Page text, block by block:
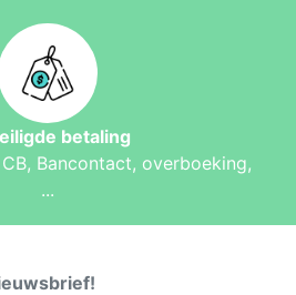
betaling
Bancontact, overboeking,
...